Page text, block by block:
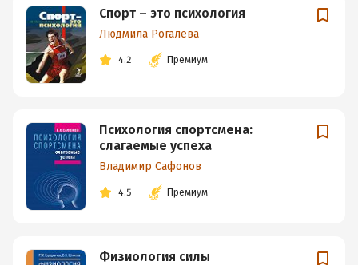
Спорт – это психология
Людмила Рогалева
4.2 Премиум
Психология спортсмена:
слагаемые успеха
Владимир Сафонов
4.5 Премиум
Физиология силы